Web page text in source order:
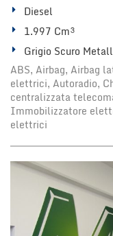
Diesel
1.997 Cm³
Grigio Scuro
ABS, Airbag, Airbag
elettrici, Autoradio,
centralizzata
Immobilizzatore
elettrici